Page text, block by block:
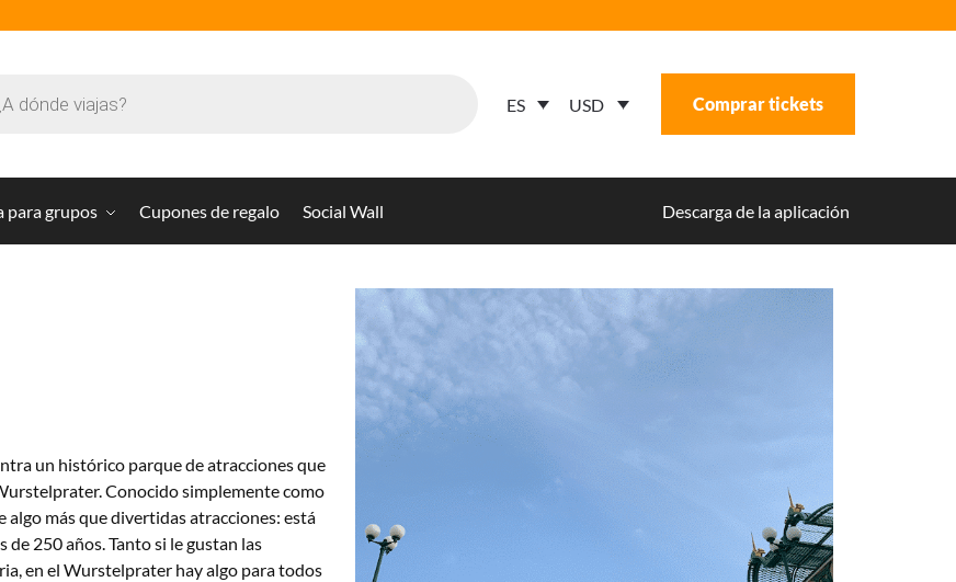
ES USD Comprar tickets
para grupos Cupones de regalo Social Wall Descarga de la aplicación
un histórico parque de atracciones que
Conocido simplemente como
algo más que divertidas atracciones: está
250 años. Tanto si le gustan las
en el Wurstelprater hay algo para todos